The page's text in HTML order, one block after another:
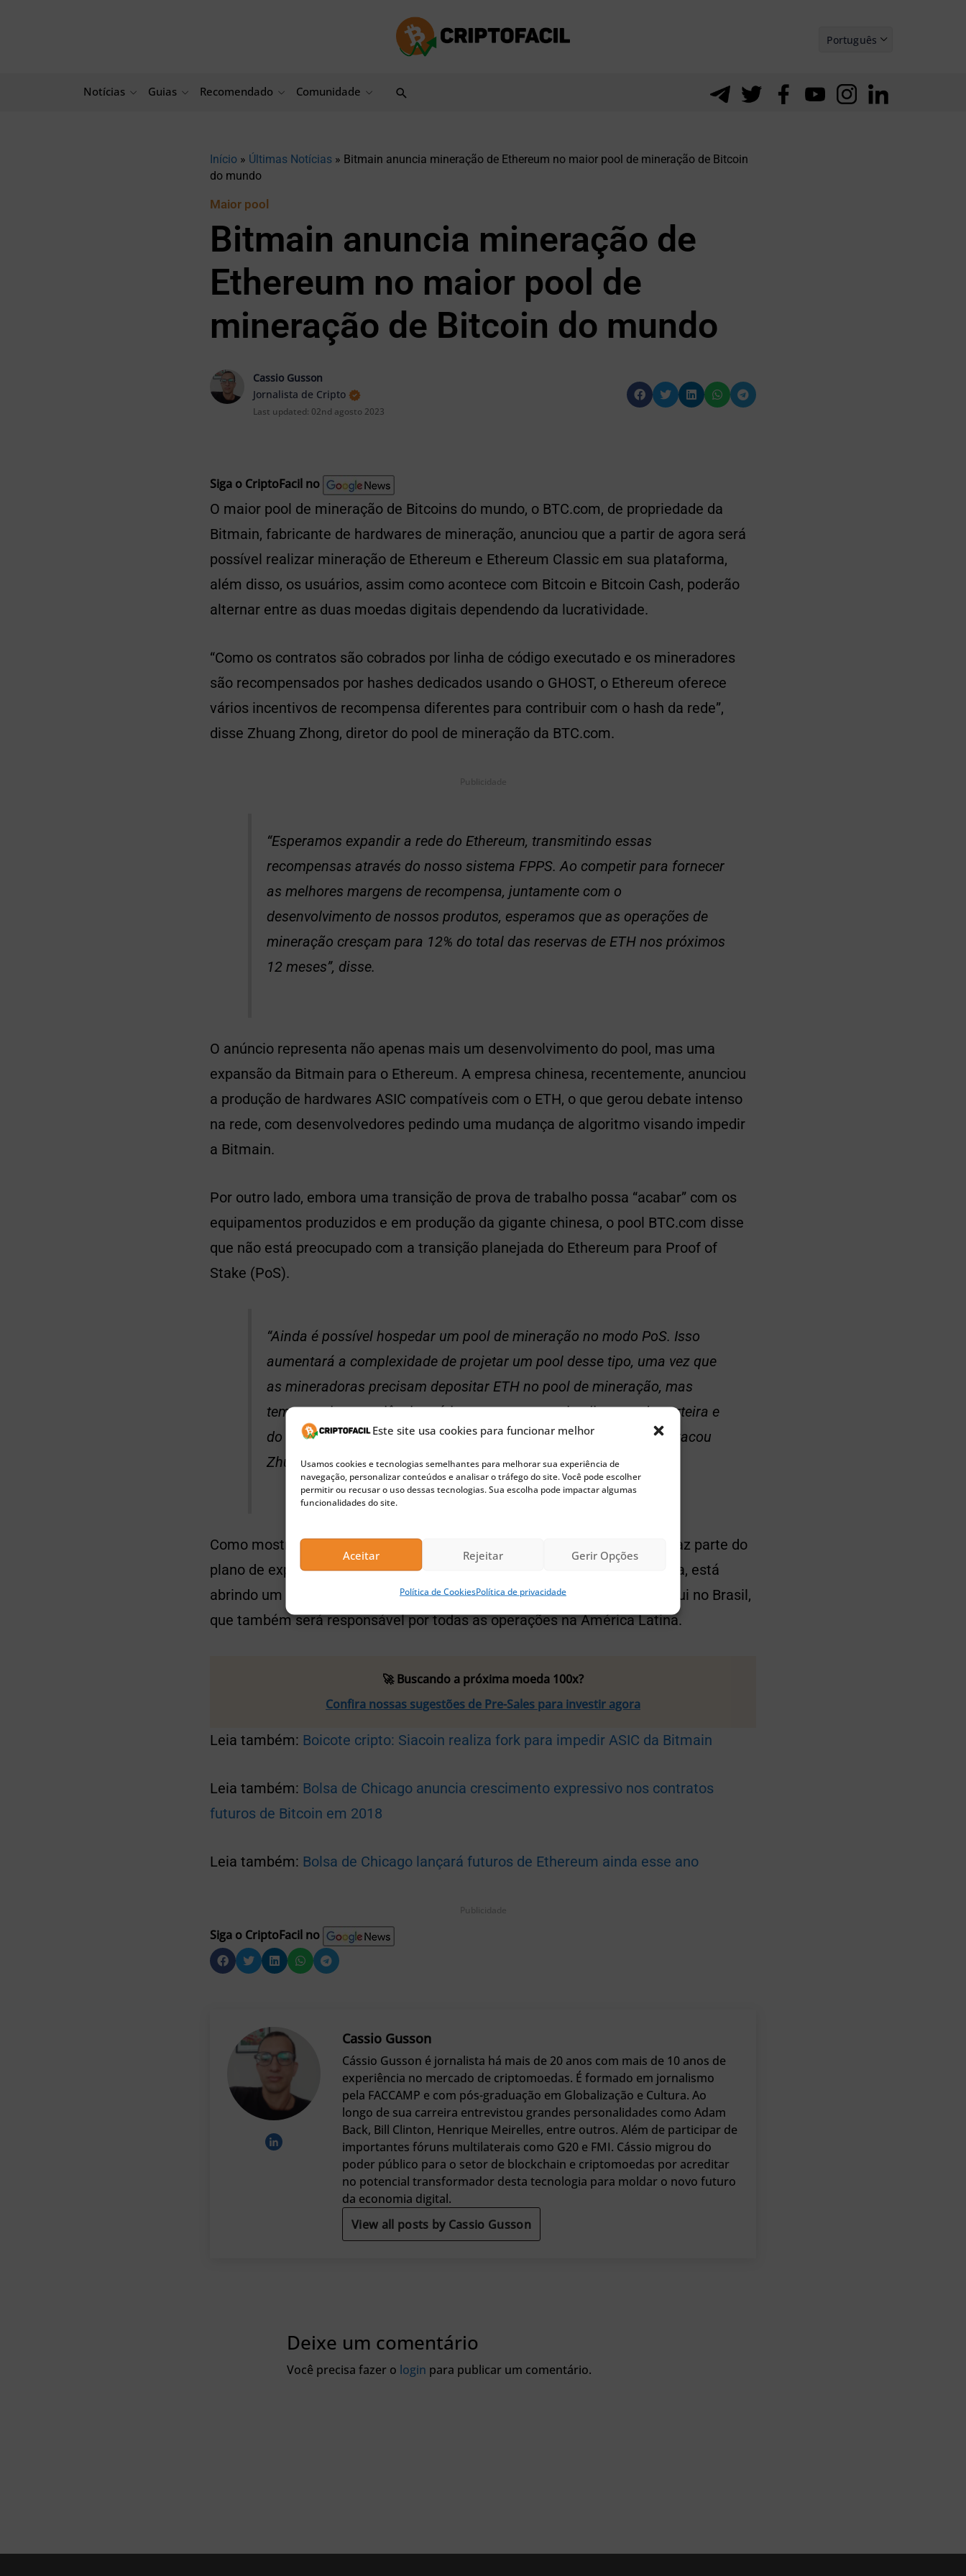
Este site usa cookies para funcionar melhor
Usamos cookies e tecnologias semelhantes para melhorar sua experiência de
navegação, personalizar conteúdos e analisar o tráfego do site. Você pode escolher
permitir ou recusar o uso dessas tecnologias. Sua escolha pode impactar algumas
funcionalidades do site.
Aceitar Rejeitar Gerir Opções
Política de CookiesPolítica de privacidade
Português
Notícias Guias Recomendado Comunidade Pesquisar
Início » Últimas Notícias » Bitmain anuncia mineração de Ethereum no maior pool de mineração de Bitcoin
do mundo
Maior pool
Bitmain anuncia mineração de
Ethereum no maior pool de
mineração de Bitcoin do mundo
Cassio Gusson
Jornalista de Cripto
Last updated: 02nd agosto 2023
Siga o CriptoFacil no
O maior pool de mineração de Bitcoins do mundo, o BTC.com, de propriedade da
Bitmain, fabricante de hardwares de mineração, anunciou que a partir de agora será
possível realizar mineração de Ethereum e Ethereum Classic em sua plataforma,
além disso, os usuários, assim como acontece com Bitcoin e Bitcoin Cash, poderão
alternar entre as duas moedas digitais dependendo da lucratividade.
“Como os contratos são cobrados por linha de código executado e os mineradores
são recompensados ​​por hashes dedicados usando o GHOST, o Ethereum oferece
vários incentivos de recompensa diferentes para contribuir com o hash da rede”,
disse Zhuang Zhong, diretor do pool de mineração da BTC.com.
Publicidade
“Esperamos expandir a rede do Ethereum, transmitindo essas
recompensas através do nosso sistema FPPS. Ao competir para fornecer
as melhores margens de recompensa, juntamente com o
desenvolvimento de nossos produtos, esperamos que as operações de
mineração cresçam para 12% do total das reservas de ETH nos próximos
12 meses”, disse.
O anúncio representa não apenas mais um desenvolvimento do pool, mas uma
expansão da Bitmain para o Ethereum. A empresa chinesa, recentemente, anunciou
a produção de hardwares ASIC compatíveis com o ETH, o que gerou debate intenso
na rede, com desenvolvedores pedindo uma mudança de algoritmo visando impedir
a Bitmain.
Por outro lado, embora uma transição de prova de trabalho possa “acabar” com os
equipamentos produzidos e em produção da gigante chinesa, o pool BTC.com disse
que não está preocupado com a transição planejada do Ethereum para Proof of
Stake (PoS).
“Ainda é possível hospedar um pool de mineração no modo PoS. Isso
aumentará a complexidade de projetar um pool desse tipo, uma vez que
as mineradoras precisam depositar ETH no pool de mineração, mas
temos muita experiência prática com contratos inteligentes da carteira e
do Ethereum para possibilitar um pool de mineração de PoS”, destacou
Zhuang Zhong.
Como mostrou o Criptomoedas Fácil, a integração ao pool do Ethereum faz parte do
plano de expansão do BTC.com que também, como parte desta estratégia, está
abrindo um escritório focado em atendimento e fidelização do usuário aqui no Brasil,
que também será responsável por todas as operações na América Latina.
🚀 Buscando a próxima moeda 100x?
Confira nossas sugestões de Pre-Sales para investir agora
Leia também: Boicote cripto: Siacoin realiza fork para impedir ASIC da Bitmain
Leia também: Bolsa de Chicago anuncia crescimento expressivo nos contratos
futuros de Bitcoin em 2018
Leia também: Bolsa de Chicago lançará futuros de Ethereum ainda esse ano
Publicidade
Siga o CriptoFacil no
Cassio Gusson
Cássio Gusson é jornalista há mais de 20 anos com mais de 10 anos de
experiência no mercado de criptomoedas. É formado em jornalismo
pela FACCAMP e com pós-graduação em Globalização e Cultura. Ao
longo de sua carreira entrevistou grandes personalidades como Adam
Back, Bill Clinton, Henrique Meirelles, entre outros. Além de participar de
importantes fóruns multilaterais como G20 e FMI. Cássio migrou do
poder público para o setor de blockchain e criptomoedas por acreditar
no potencial transformador desta tecnologia para moldar o novo futuro
da economia digital.
View all posts by Cassio Gusson
Deixe um comentário
Você precisa fazer o login para publicar um comentário.